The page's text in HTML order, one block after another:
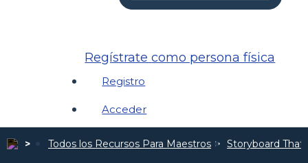
Regístrate como persona física
Registro
Acceder
Todos los Recursos Para Maestros Storyboard That